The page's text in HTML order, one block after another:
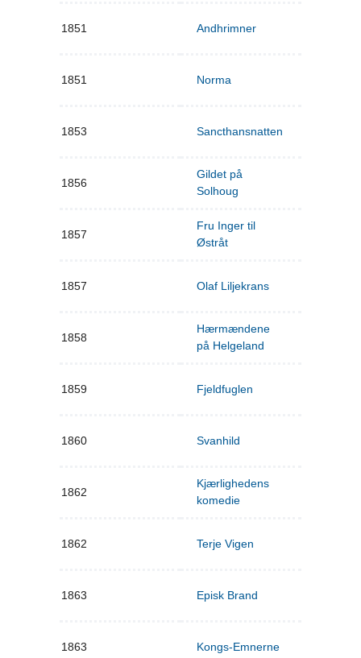
1851 Andhrimner
1851 Norma
1853 Sancthansnatten
1856
Gildet på
Solhoug
1857
Fru Inger til
Østråt
1857 Olaf Liljekrans
1858
Hærmændene
på Helgeland
1859 Fjeldfuglen
1860 Svanhild
1862
Kjærlighedens
komedie
1862 Terje Vigen
1863 Episk Brand
1863 Kongs-Emnerne